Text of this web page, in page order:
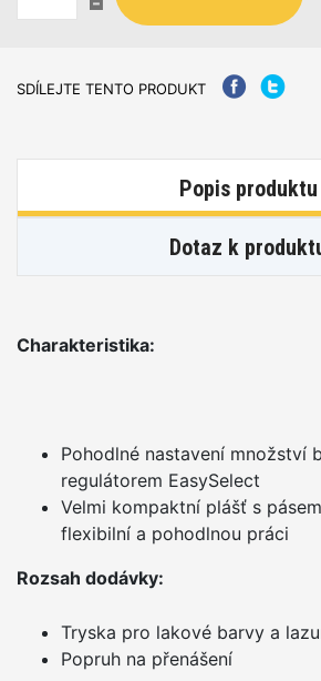
SDÍLEJTE TENTO PRODUKT
Popis produktu
Dotaz k
Charakteristika:
Pohodlné nastavení množství
regulátorem EasySelect
Velmi kompaktní plášť s
flexibilní a pohodlnou práci
Rozsah dodávky:
Tryska pro lakové barvy a
Popruh na přenášení